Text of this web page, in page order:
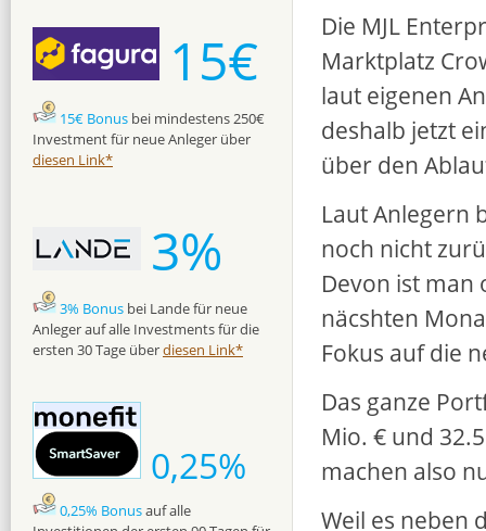
Die MJL
Marktplatz
laut eigenen
deshalb jetzt
über den
Laut Anlegern
noch nicht
Devon ist man
näcshten
Fokus auf die
Das ganze
Mio. € und
machen also
Weil es neben
15€
15€ Bonus bei mindestens 250€
Investment für neue Anleger über
diesen Link*
3%
3% Bonus bei Lande für neue
Anleger auf alle Investments für die
ersten 30 Tage überdiesen Link*
0,25%
0,25% Bonusauf alle